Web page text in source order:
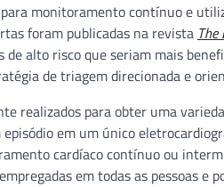
monitoramento contínuo e
foram publicadas na revista The
alto risco que seriam mais
de triagem direcionada e
realizados para obter uma
em um único
cardíaco contínuo ou
em todas as pessoas e